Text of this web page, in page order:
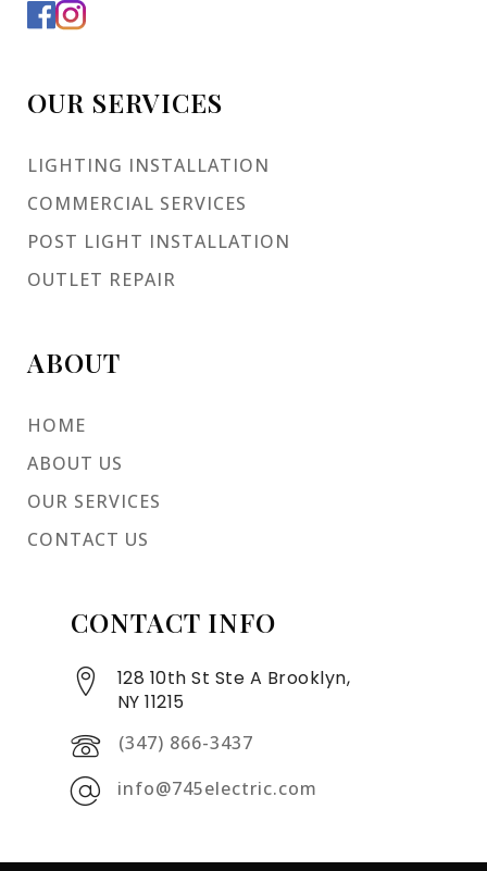
OUR SERVICES
LIGHTING INSTALLATION
COMMERCIAL SERVICES
POST LIGHT INSTALLATION
OUTLET REPAIR
ABOUT
HOME
ABOUT US
OUR SERVICES
CONTACT US
CONTACT INFO
128 10th St Ste A Brooklyn,
NY 11215
(347) 866-3437
info@745electric.com